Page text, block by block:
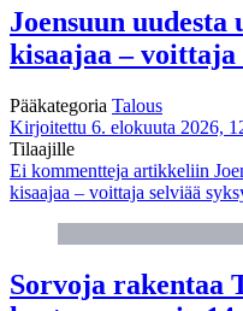
Joensuun
kisaajaa – voittaja
Pääkategoria Talous
Kirjoitettu 6. elokuuta 2026,
Tilaajille
Ei kommentteja artikkeliin
kisaajaa – voittaja selviää
Sorvoja rakentaa